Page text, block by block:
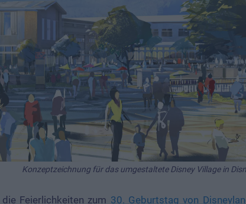
Konzeptzeichnung für das umgestaltete Disney Village in
die Feierlichkeiten zum 30. Geburtstag von